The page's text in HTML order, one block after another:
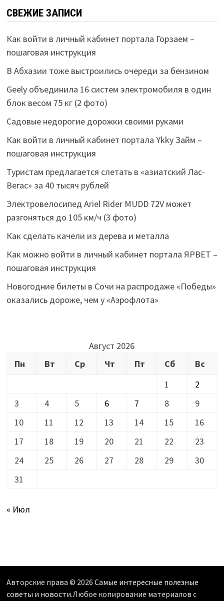
СВЕЖИЕ ЗАПИСИ
Как войти в личный кабинет портала Горзаем –
пошаговая инструкция
В Абхазии тоже выстроились очереди за бензином
Geely объединила 16 систем электромобиля в один
блок весом 75 кг (2 фото)
Садовые недорогие дорожки своими руками
Как войти в личный кабинет портала Ykky Займ –
пошаговая инструкция
Туристам предлагается слетать в «азиатский Лас-
Вегас» за 40 тысяч рублей
Электровелосипед Ariel Rider MUDD 72V может
разгоняться до 105 км/ч (3 фото)
Как сделать качели из дерева и металла
Как можно войти в личный кабинет портала ЯРВЕТ –
пошаговая инструкция
Новогодние билеты в Сочи на распродаже «Победы»
оказались дороже, чем у «Аэрофлота»
Август 2026
Пн
Вт Ср Чт Пт Сб
Вс
1
2
3
4 5 6 7 8
9
10
11 12 13 14 15
16
17
18 19 20 21 22
23
24
25 26 27 28 29
30
31
« Июл
Авторские права © 2026 Самые интересные полезные
советы и новости.Любое копирование материалов с